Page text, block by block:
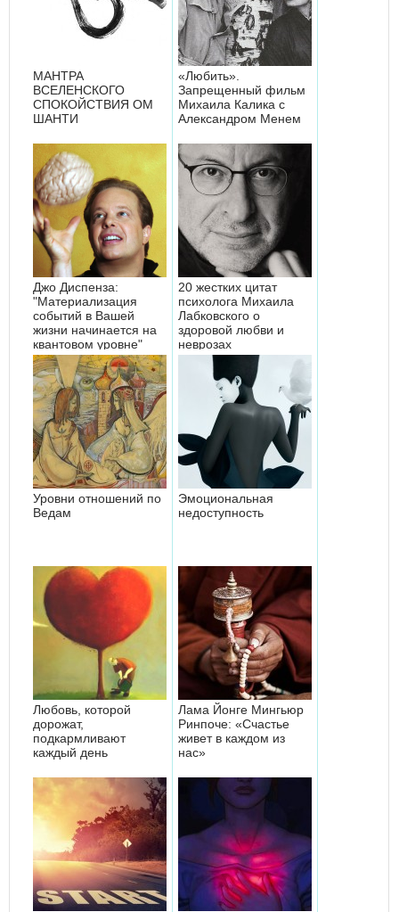
МАНТРА
ВСЕЛЕНСКОГО
СПОКОЙСТВИЯ ОМ
ШАНТИ
«Любить».
Запрещенный фильм
Михаила Калика с
Александром Менем
Джо Диспенза:
"Материализация
событий в Вашей
жизни начинается на
квантовом уровне"
20 жестких цитат
психолога Михаила
Лабковского о
здоровой любви и
неврозах
Уровни отношений по
Ведам
Эмоциональная
недоступность
Любовь, которой
дорожат,
подкармливают
каждый день
Лама Йонге Мингьюр
Ринпоче: «Счастье
живет в каждом из
нас»